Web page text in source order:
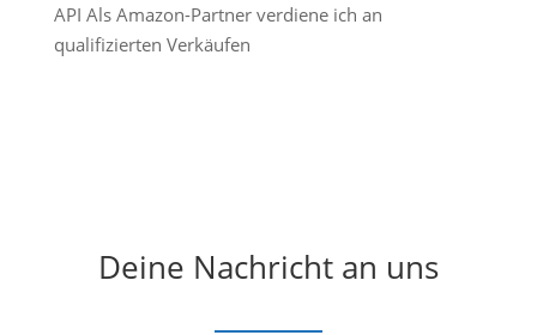
API Als Amazon-Partner verdiene ich an
qualifizierten Verkäufen
Deine Nachricht an uns